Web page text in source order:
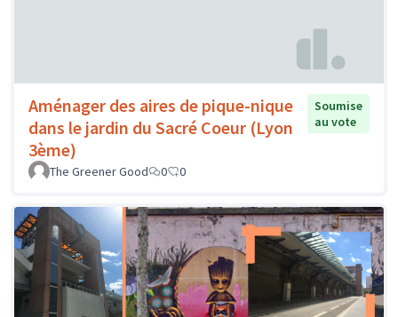
Aménager des aires de pique-nique
dans le jardin du Sacré Coeur (Lyon
3ème)
Soumise
au vote
The Greener Good 0 0